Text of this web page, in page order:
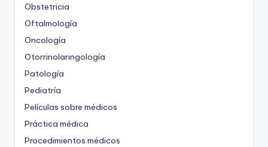
Obstetricia
Oftalmología
Oncología
Otorrinolaringología
Patología
Pediatría
Películas sobre médicos
Práctica médica
Procedimientos médicos